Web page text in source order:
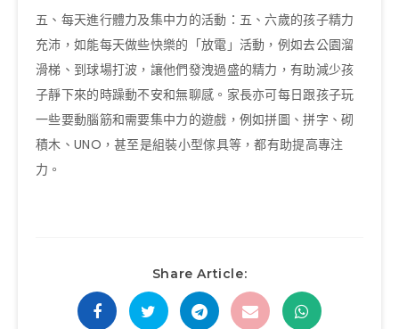
五、每天進行體力及集中力的活動：五、六歲的孩子精力
充沛，如能每天做些快樂的「放電」活動，例如去公園溜
滑梯、到球場打波，讓他們發洩過盛的精力，有助減少孩
子靜下來的時躁動不安和無聊感。家長亦可每日跟孩子玩
一些要動腦筋和需要集中力的遊戲，例如拼圖、拼字、砌
積木、UNO，甚至是組裝小型傢具等，都有助提高專注
力。
Share Article: